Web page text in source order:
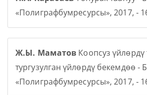
«Полиграфбумресурсы», 2017, -
Ж.Ы. Маматов Коопсуз үйлөрдү
тургузулган үйлөрдү бекемдөө -
«Полиграфбумресурсы», 2017, -